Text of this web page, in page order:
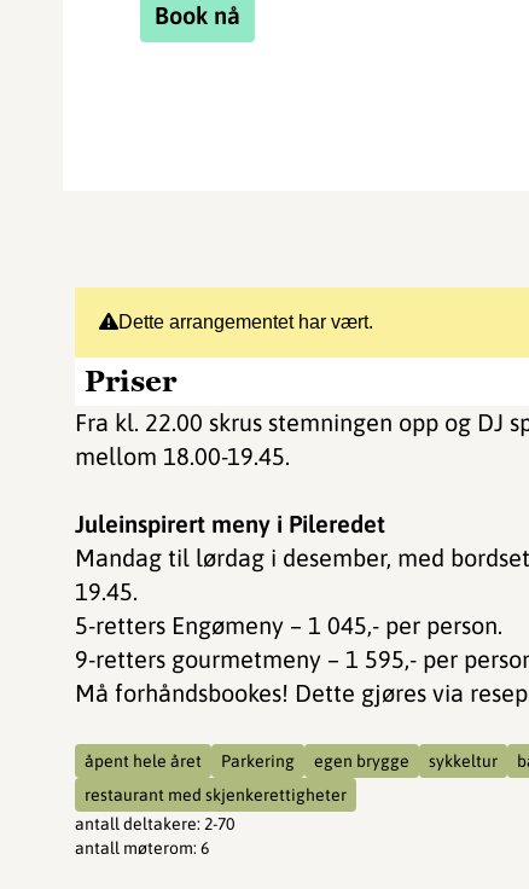
Book nå
Dette arrangementet har vært.
Priser
Fra kl. 22.00 skrus stemningen opp og DJ
mellom 18.00-19.45.
Juleinspirert meny i Pileredet
Mandag til lørdag i desember, med
19.45.
5-retters Engømeny – 1 045,- per person.
9-retters gourmetmeny – 1 595,- per
Må forhåndsbookes! Dette gjøres via
åpent hele året Parkering egen brygge sykkeltur
restaurant med skjenkerettigheter
antall deltakere: 2-70
antall møterom: 6